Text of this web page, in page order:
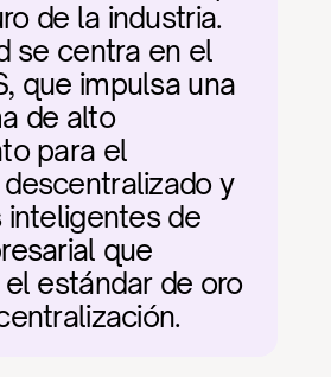
de la industria.
se centra en el
que impulsa una
de alto
para el
y
de
que
estándar de oro